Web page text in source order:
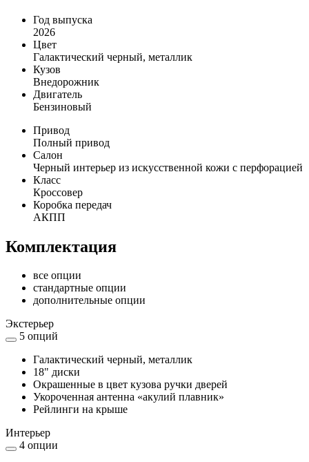
Год выпуска
2026
Цвет
Галактический черный, металлик
Кузов
Внедорожник
Двигатель
Бензиновый
Привод
Полный привод
Салон
Черный интерьер из искусственной кожи с перфорацией
Класс
Кроссовер
Коробка передач
АКПП
Комплектация
все опции
стандартные опции
дополнительные опции
Экстерьер
5 опций
Галактический черный, металлик
18" диски
Окрашенные в цвет кузова ручки дверей
Укороченная антенна «акулий плавник»
Рейлинги на крыше
Интерьер
4 опции